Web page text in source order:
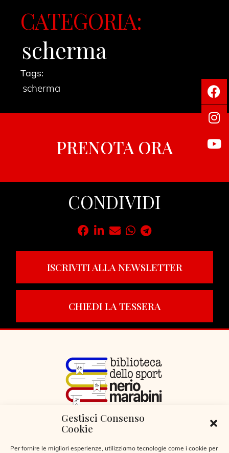
Gestisci Consenso
Cookie
Per fornire le migliori esperienze, utilizziamo tecnologie come i cookie per
CATEGORIA:
scherma
Tags:
scherma
PRENOTA ORA
CONDIVIDI
ISCRIVITI ALLA NEWSLETTER
CHIEDI LA TESSERA
VIA LIBERTÀ 29, SERIATE (BG)
© 2026